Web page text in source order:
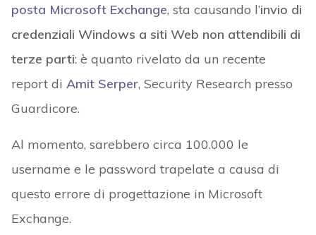
posta Microsoft Exchange, sta causando l’invio di
credenziali Windows a siti Web non attendibili di
terze parti: è quanto rivelato da un recente
report di Amit Serper, Security Research presso
Guardicore.
Al momento, sarebbero circa 100.000 le
username e le password trapelate a causa di
questo errore di progettazione in Microsoft
Exchange.